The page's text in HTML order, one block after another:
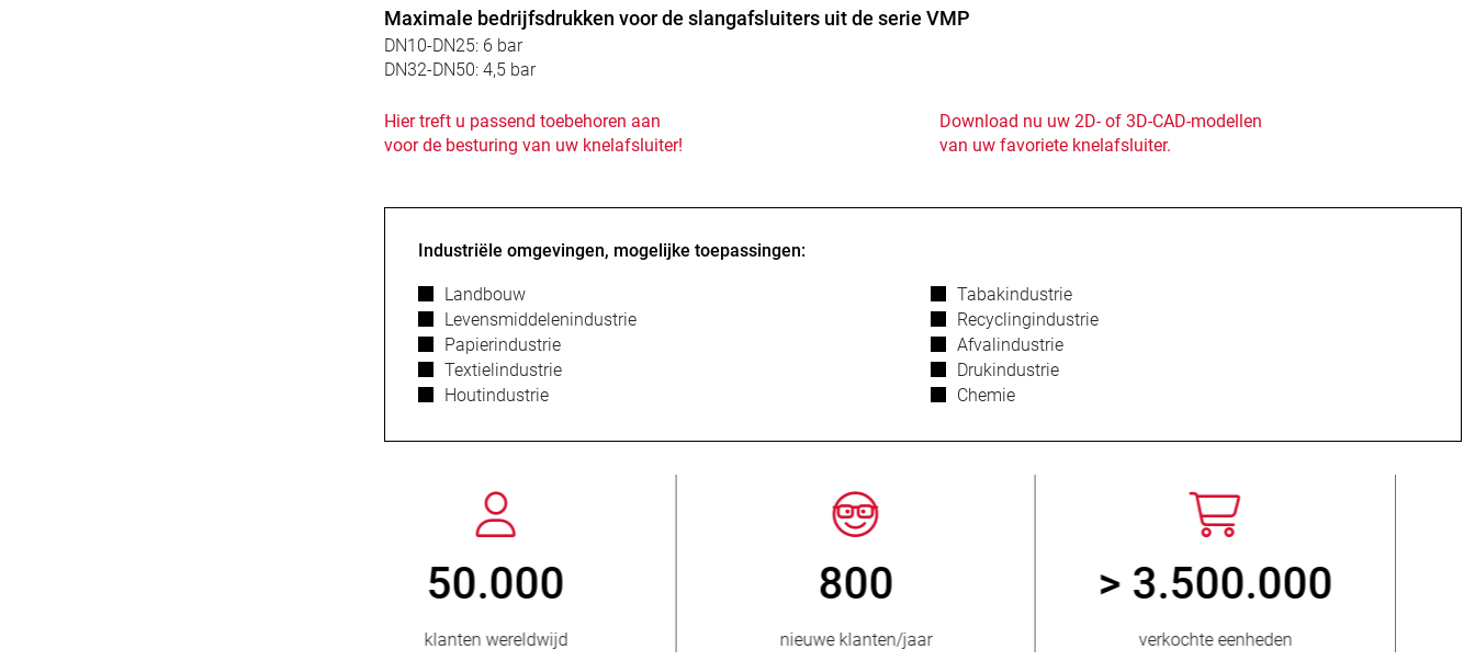
Maximale bedrijfsdrukken voor de slangafsluiters uit de serie VMP
DN10-DN25:6 bar
DN32-DN50: 4,5 bar
Hier treft u passend toebehoren aan
voor de besturing van uw knelafsluiter!
Download nu uw 2D- of 3D-CAD-modellen
van uw favoriete knelafsluiter.
Industriële omgevingen, mogelijke toepassingen:
Landbouw
Levensmiddelenindustrie
Papierindustrie
Textielindustrie
Houtindustrie
Tabakindustrie
Recyclingindustrie
Afvalindustrie
Drukindustrie
Chemie
> 3.500.000
verkochte eenheden
150
landen bevoorraad
> 15.000
slangafsluiteruitvoeringen